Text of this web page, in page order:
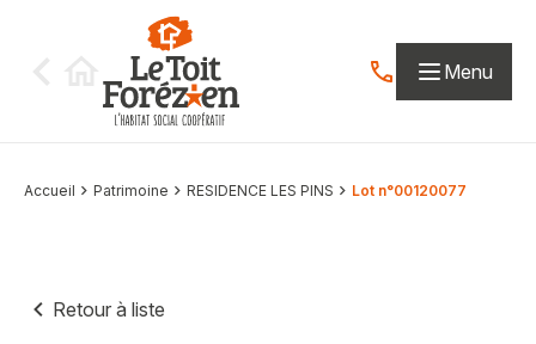
Contactez-nous
Menu
Accueil Patrimoine RESIDENCE LES PINS Lot n°00120077
Retour à liste